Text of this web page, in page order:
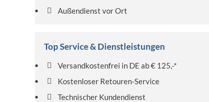
Außendienst vor Ort
Top Service & Dienstleistungen
Versandkostenfrei in DE ab € 125,-*
Kostenloser Retouren-Service
Technischer Kundendienst